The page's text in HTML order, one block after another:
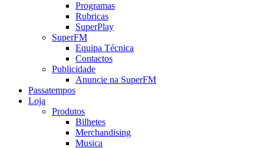
Programas
Rubricas
SuperPlay
SuperFM
Equipa Técnica
Contactos
Publicidade
Anuncie na SuperFM
Passatempos
Loja
Produtos
Bilhetes
Merchandising
Musica